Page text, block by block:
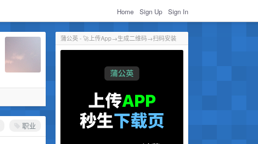
Home Sign Up Sign In
蒲公英 - 🚀上传App→生成二维码→扫码安装
职业